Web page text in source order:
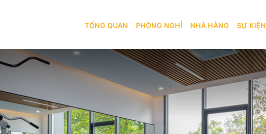
TỔNG QUAN PHÒNG NGHỈ NHÀ HÀNG SỰ KIỆN
BẢN ĐỒ
KHÁM PHÁ
PHÒNG NGHỈ
BASIL RESTAURANT
SAMBAL BEER
SỰ KIỆN
DỊCH VỤ
KHUYẾN MÃI